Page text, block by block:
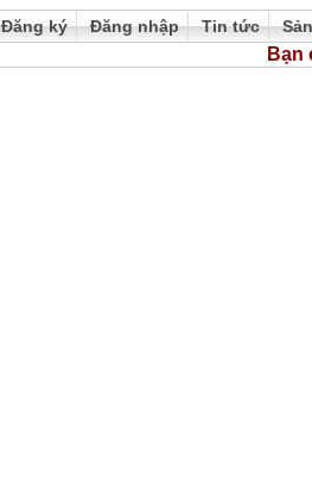
Đăng ký Đăng nhập Tin tức
Bạn